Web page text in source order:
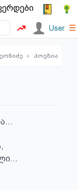
User ☰
▸ პოეზია